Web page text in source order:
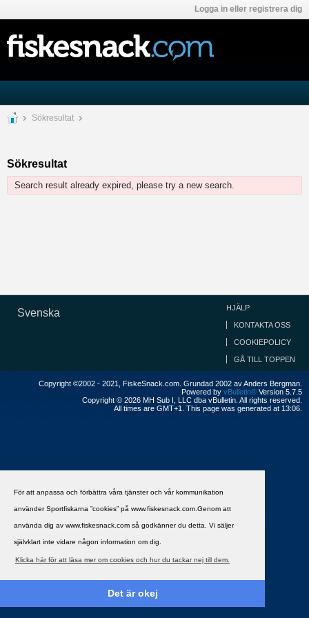
För att anpassa och förbättra våra tjänster och vår kommunikation
använder Sportfiskarna ”cookies” på www.fiskesnack.com.Genom att
använda dig av www.fiskesnack.com så godkänner du detta. Vi säljer
självklart inte vidare någon information om dig.
Klicka här för att läsa mer om cookies och hur du tackar nej till dem.
Det är okej
Logga in eller registrera dig
Sökresultat
Sökresultat
Search result already expired, please try a new search.
Svenska HJÄLP
KONTAKTA OSS
COOKIEPOLICY
GÅ TILL TOPPEN
Copyright ©2002 - 2021, FiskeSnack.com. Grundad 2002 av Anders Bergman.
Powered by vBulletin® Version 5.7.5
Copyright © 2026 MH Sub I, LLC dba vBulletin. All rights reserved.
All times are GMT+1. This page was generated at 13:06.